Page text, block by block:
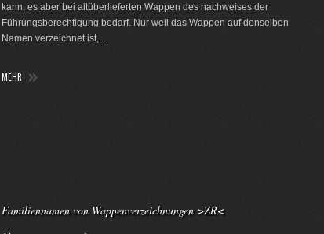
kann, es aber bei altüberlieferten Wappen des nachweises der
Führungsberechtigung bedarf. Nur weil das Wappen auf denselben
Namen verzeichnet ist,...
MEHR
Familiennamen von Wappenverzeichnungen >ZR<